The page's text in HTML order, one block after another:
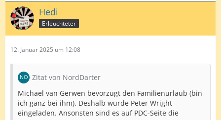
Hedi
Erleuchteter
12. Januar 2025 um 12:08
Zitat von NordDarter
Michael van Gerwen bevorzugt den Familienurlaub (bin
ich ganz bei ihm). Deshalb wurde Peter Wright
eingeladen. Ansonsten sind es auf PDC-Seite die